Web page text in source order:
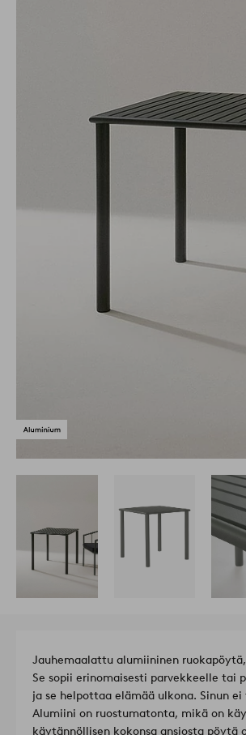
Jauhemaalattu alumiininen
Se sopii erinomaisesti parvekkeelle tai
ja se helpottaa elämää ulkona. Sinun
Alumiini on ruostumatonta, mikä on
käytännöllisen kokonsa ansiosta